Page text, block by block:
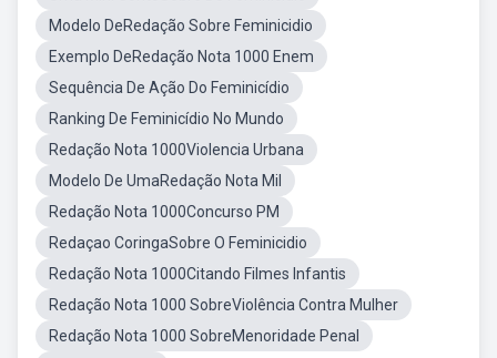
Modelo DeRedação Sobre Feminicidio
Exemplo DeRedação Nota 1000 Enem
Sequência De Ação Do Feminicídio
Ranking De Feminicídio No Mundo
Redação Nota 1000Violencia Urbana
Modelo De UmaRedação Nota Mil
Redação Nota 1000Concurso PM
Redaçao CoringaSobre O Feminicidio
Redação Nota 1000Citando Filmes Infantis
Redação Nota 1000 SobreViolência Contra Mulher
Redação Nota 1000 SobreMenoridade Penal